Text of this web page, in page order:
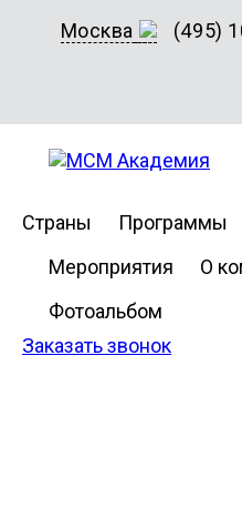
Москва (495)
Страны Программы
Мероприятия
О
Фотоальбом
Заказать звонок